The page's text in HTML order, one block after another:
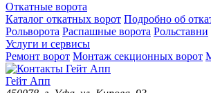
Откатные ворота
Каталог откатных ворот Подробно об
Рольворота Распашные ворота Рольставни
Услуги и сервисы
Ремонт ворот Монтаж секционных ворот
Гейт Апп